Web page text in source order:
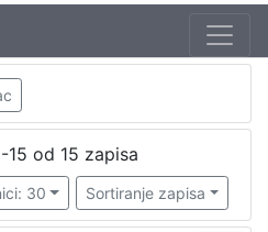
15 od 15 zapisa
30 Sortiranje zapisa